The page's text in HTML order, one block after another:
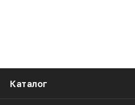
Каталог